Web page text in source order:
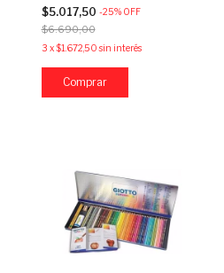
$5.017,50 -25% OFF
$6.690,00
3 x$1.672,50 sin interés